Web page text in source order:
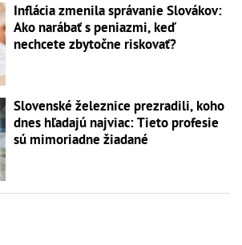
Inflácia zmenila správanie Slovákov:
Ako narábať s peniazmi, keď
nechcete zbytočne riskovať?
Slovenské železnice prezradili, koho
dnes hľadajú najviac: Tieto profesie
sú mimoriadne žiadané